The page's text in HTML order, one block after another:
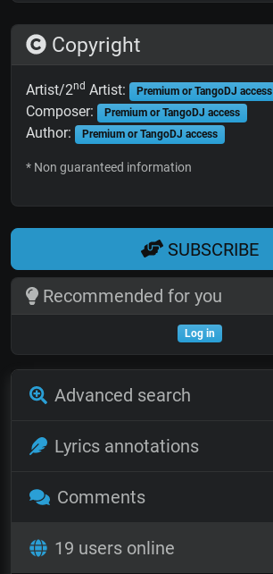
Copyright
Artist/2nd Artist: Premium or TangoDJ access
Composer: Premium or TangoDJ access
Author: Premium or TangoDJ access
* Non guaranteed information
SUBSCRIBE
Recommended for you
Log in
Advanced search
Lyrics annotations
Comments
19 users online